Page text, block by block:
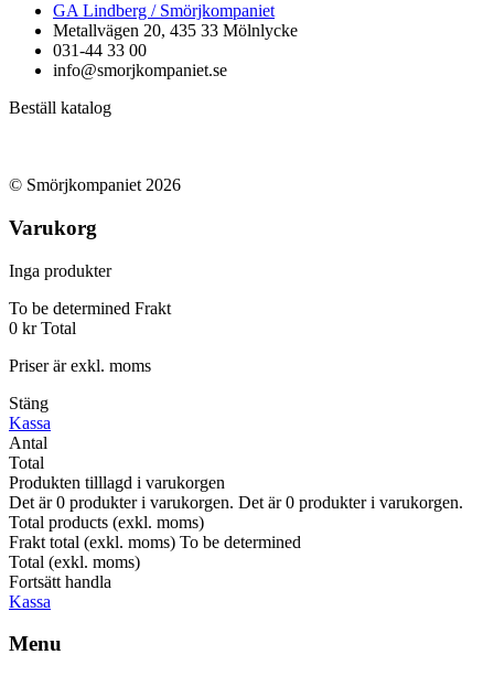
GA Lindberg / Smörjkompaniet
Metallvägen 20, 435 33 Mölnlycke
031-44 33 00
info@smorjkompaniet.se
Beställ katalog
© Smörjkompaniet 2026
Varukorg
Inga produkter
To be determined Frakt
0 kr Total
Priser är exkl. moms
Stäng
Kassa
Antal
Total
Produkten tilllagd i varukorgen
Det är0 produkter i varukorgen. Det är0 produkter i varukorgen.
Total products (exkl. moms)
Frakt total (exkl. moms) To be determined
Total (exkl. moms)
Fortsätt handla
Kassa
Menu